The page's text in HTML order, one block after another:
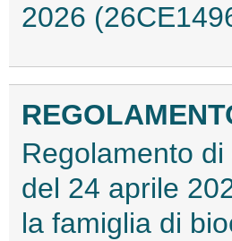
2026
Regolamento
del 24 aprile
la famiglia di